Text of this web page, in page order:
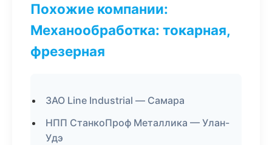
Похожие компании:
Механообработка: токарная,
фрезерная
ЗАО Line Industrial — Самара
НПП СтанкоПроф Металлика — Улан-
Удэ